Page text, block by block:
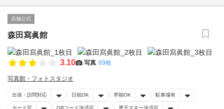
店舗公式
森田寫眞館
3.10 写真 69枚
写真館・フォトスタジオ
出張・訪問対応 日祝OK 早朝OK 駐車場有
カード可 QRコード決済可 電子マネー決済可